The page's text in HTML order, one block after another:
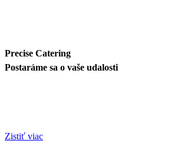
Precise Catering
Postaráme sa o vaše udalosti
Zistiť viac